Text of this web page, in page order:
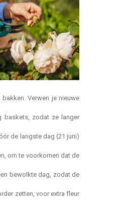
Verwen je nieuwe
baskets, zodat ze langer
de langste dag (21 juni)
om te voorkomen dat de
bewolkte dag, zodat de
zetten, voor extra fleur